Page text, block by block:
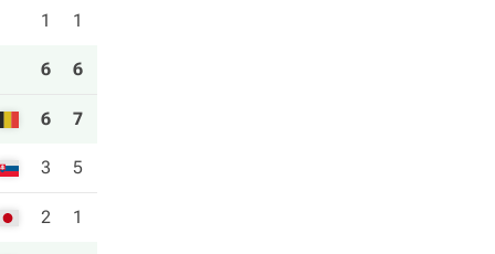
1 1
6 6
6 7
3 5
2 1